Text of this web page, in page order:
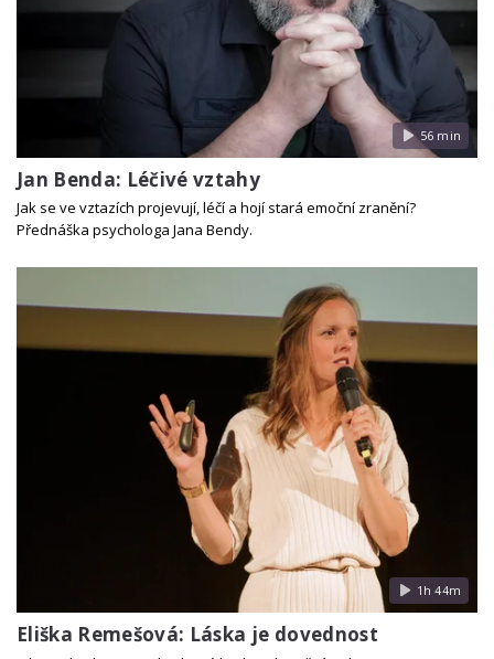
56 min
Jan Benda: Léčivé vztahy
Jak se ve vztazích projevují, léčí a hojí stará emoční zranění?
Přednáška psychologa Jana Bendy.
1h 44m
Eliška Remešová: Láska je dovednost